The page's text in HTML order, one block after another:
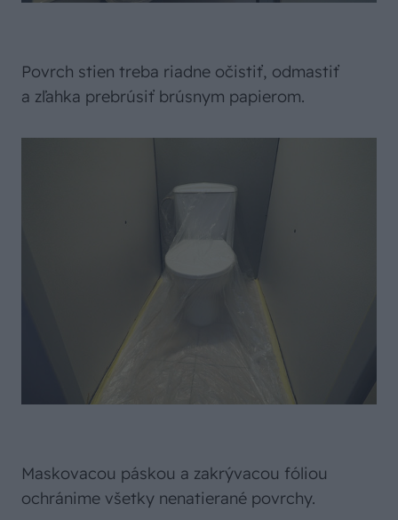
Povrch stien treba riadne očistiť, odmastiť
a zľahka prebrúsiť brúsnym papierom.
Maskovacou páskou a zakrývacou fóliou
ochránime všetky nenatierané povrchy.